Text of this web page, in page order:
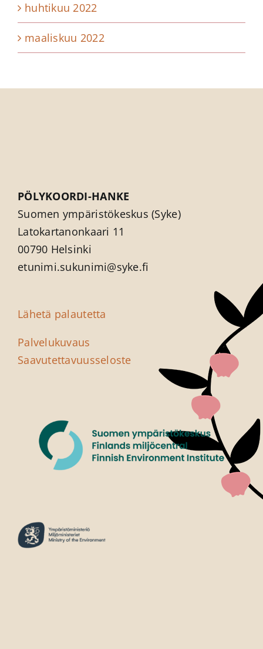
huhtikuu 2022
maaliskuu 2022
PÖLYKOORDI-HANKE
Suomen ympäristökeskus (Syke)
Latokartanonkaari 11
00790 Helsinki
etunimi.sukunimi@syke.fi
Lähetä palautetta
Palvelukuvaus
Saavutettavuus­seloste